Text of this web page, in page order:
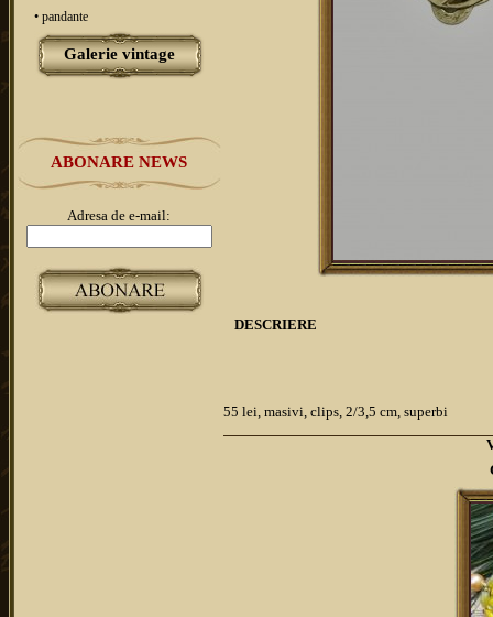
• pandante
Galerie vintage
ABONARE NEWS
Adresa de e-mail:
DESCRIERE
55 lei, masivi, clips, 2/3,5 cm, superbi